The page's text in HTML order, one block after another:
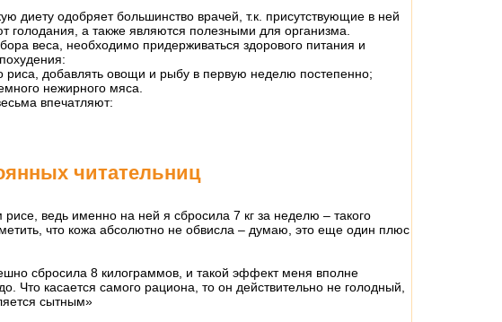
диету одобряет большинство врачей, т.к. присутствующие в ней
голодания, а также являются полезными для организма.
веса, необходимо придерживаться здорового питания и
риса, добавлять овощи и рыбу в первую неделю постепенно;
нежирного мяса.
впечатляют:
читательниц
ведь именно на ней я сбросила 7 кг за неделю – такого
что кожа абсолютно не обвисла – думаю, это еще один плюс
сбросила 8 килограммов, и такой эффект меня вполне
Что касается самого рациона, то он действительно не голодный,
сытным»